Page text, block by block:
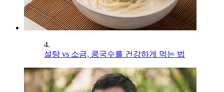
4.
설탕 vs 소금, 콩국수를 건강하게 먹는 법